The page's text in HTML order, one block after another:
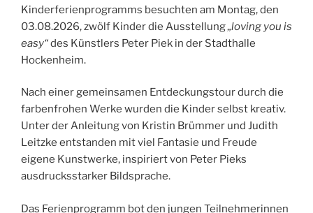
Kinderferienprogramms besuchten am Montag, den
03.08.2026, zwölf Kinder die Ausstellung„loving you is
easy“des Künstlers Peter Piek in der Stadthalle
Hockenheim.
Nach einer gemeinsamen Entdeckungstour durch die
farbenfrohen Werke wurden die Kinder selbst kreativ.
Unter der Anleitung von Kristin Brümmer und Judith
Leitzke entstanden mit viel Fantasie und Freude
eigene Kunstwerke, inspiriert von Peter Pieks
ausdrucksstarker Bildsprache.
Das Ferienprogramm bot den jungen Teilnehmerinnen